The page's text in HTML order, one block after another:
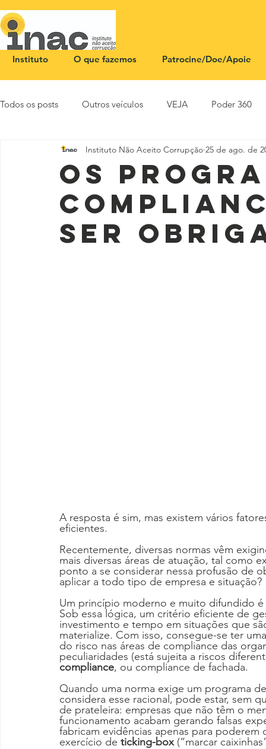
Instituto O que fazemos Patrocine/Doe/Apoie
Todos os posts Outros veículos VEJA Poder 360
NOTA PÚBLICA CEID SBT News Rádio
Os
ser
Instituto Não Aceito Corrupção 25 de ago. de
A resposta é sim, mas existem vários
eficientes.
Recentemente, diversas normas vêm
mais diversas áreas de atuação, tal como
ponto a se considerar nessa profusão de
aplicar a todo tipo de empresa e situação?
Um princípio moderno e muito difundido
Sob essa lógica, um critério eficiente de
investimento e tempo em situações que
materialize. Com isso, consegue-se ter
do risco nas áreas de compliance das
peculiaridades (está sujeita a riscos
compliance, ou compliance de fachada.
Quando uma norma exige um programa
considera esse racional, pode estar, sem
de prateleira: empresas que não têm o
funcionamento acabam gerando falsas
fabricam evidências apenas para
exercício de ticking-box (“marcar